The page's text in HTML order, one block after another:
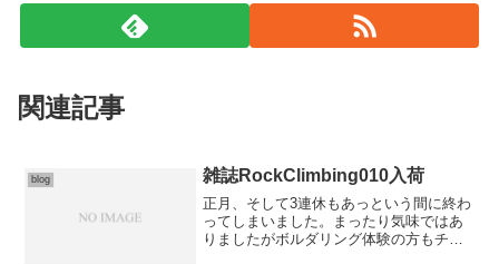
関連記事
blog 雑誌RockClimbing010入荷
正月、そして3連休もあっという間に終わ
ってしまいました。まったり気味ではあ
りましたがボルダリング体験の方もチラ